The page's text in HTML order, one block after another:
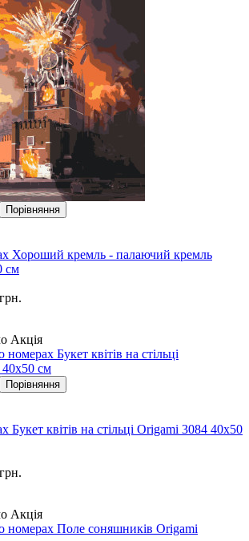
Порівняння
Хороший кремль - палаючий кремль
см
Акція
Порівняння
Букет квітів на стільці Origami 3084 40x50
Акція